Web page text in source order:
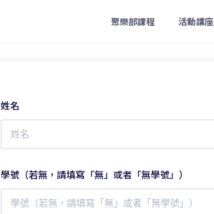
聚樂部課程 活動講座
姓名
學號（若無，請填寫「無」或者「無學號」）